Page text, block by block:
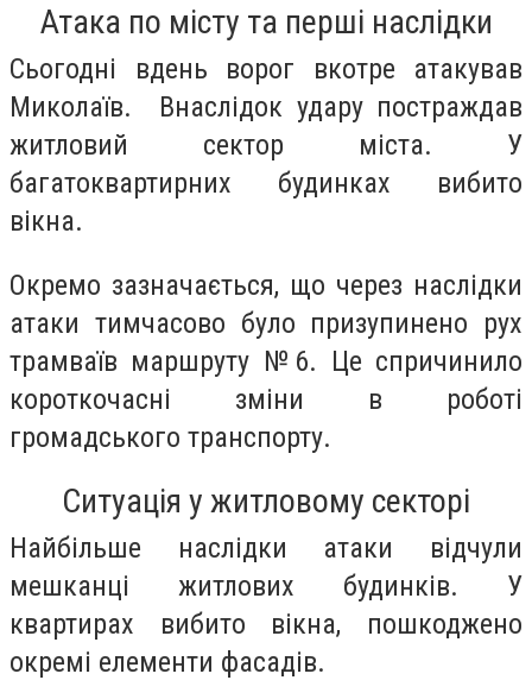
Атака по місту та перші наслідки
Сьогодні вдень ворог вкотре атакував
Миколаїв. Внаслідок удару постраждав
житловий сектор міста. У
багатоквартирних будинках вибито
вікна.
Окремо зазначається, що через наслідки
атаки тимчасово було призупинено рух
трамваїв маршруту №6. Це спричинило
короткочасні зміни в роботі
громадського транспорту.
Ситуація у житловому секторі
Найбільше наслідки атаки відчули
мешканці житлових будинків. У
квартирах вибито вікна, пошкоджено
окремі елементи фасадів.